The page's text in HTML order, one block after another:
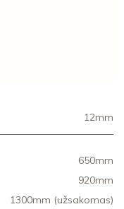
12mm
650mm
920mm
1300mm (užsakomas)